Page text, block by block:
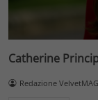
Catherine
Redazione VelvetMAG